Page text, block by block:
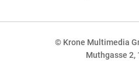
© Krone Multimedia
Muthgasse 2,